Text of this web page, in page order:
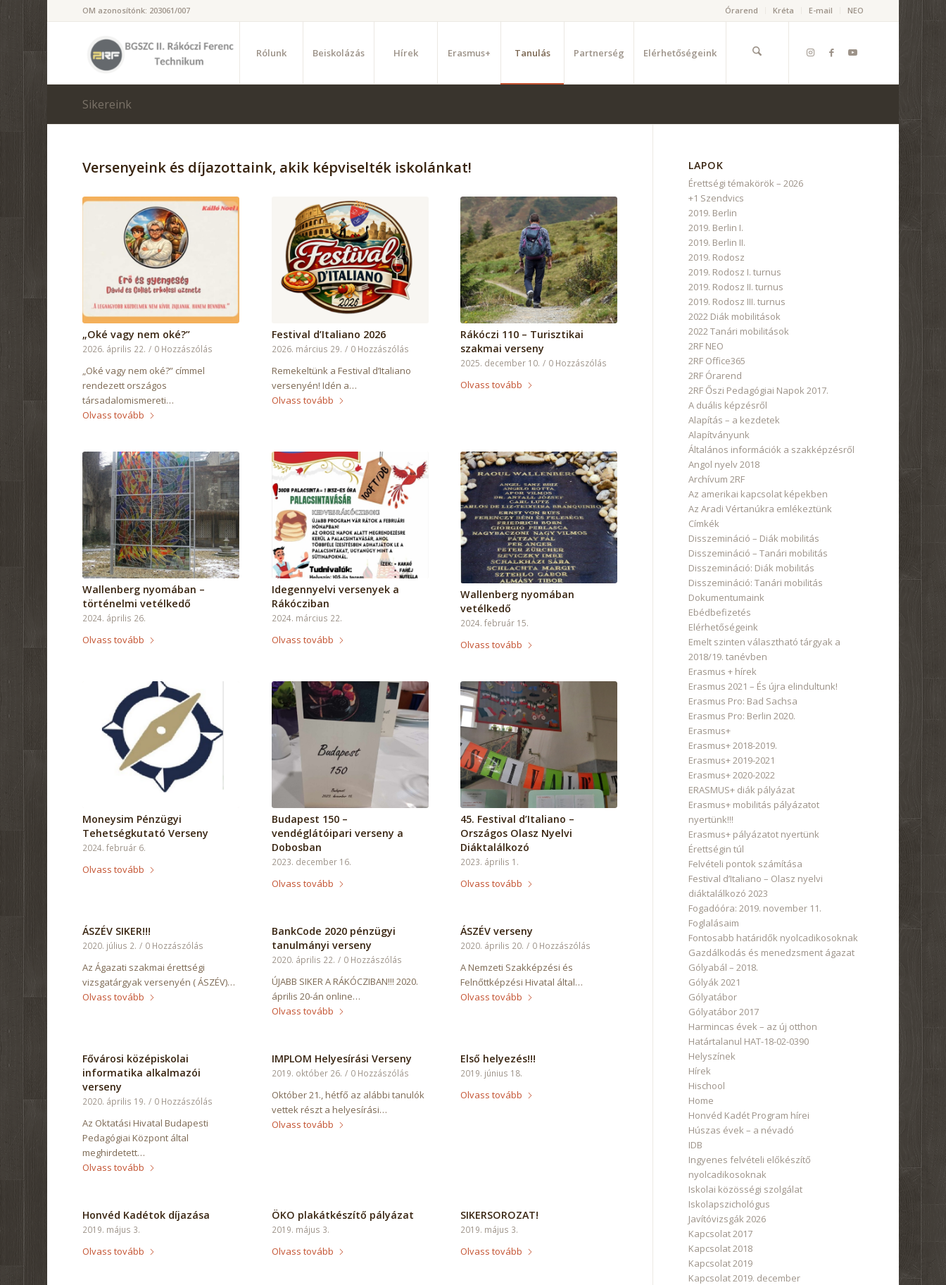
Órarend Kréta E-mail NEO
OM azonosítónk: 203061/007
Rólunk Beiskolázás Hírek Erasmus+ Tanulás Partnerség Elérhetőségeink
Sikereink
Versenyeink és díjazottaink, akik képviselték iskolánkat!
„Oké vagy nem oké?”
2026. április 22. / 0 Hozzászólás
„Oké vagy nem oké?” címmel
rendezett országos
társadalomismereti…
Olvass tovább
Festival d’Italiano 2026
2026. március 29. / 0 Hozzászólás
Remekeltünk a Festival d’Italiano
versenyén! Idén a…
Olvass tovább
Rákóczi 110 – Turisztikai
szakmai verseny
2025. december 10. / 0 Hozzászólás
Olvass tovább
Wallenberg nyomában –
történelmi vetélkedő
2024. április 26.
Olvass tovább
Idegennyelvi versenyek a
Rákócziban
2024. március 22.
Olvass tovább
Wallenberg nyomában
vetélkedő
2024. február 15.
Olvass tovább
Moneysim Pénzügyi
Tehetségkutató Verseny
2024. február 6.
Olvass tovább
Budapest 150 –
vendéglátóipari verseny a
Dobosban
2023. december 16.
Olvass tovább
45. Festival d’Italiano –
Országos Olasz Nyelvi
Diáktalálkozó
2023. április 1.
Olvass tovább
ÁSZÉV SIKER!!!
2020. július 2. / 0 Hozzászólás
Az Ágazati szakmai érettségi
vizsgatárgyak versenyén ( ÁSZÉV)…
Olvass tovább
BankCode 2020 pénzügyi
tanulmányi verseny
2020. április 22. / 0 Hozzászólás
ÚJABB SIKER A RÁKÓCZIBAN!!! 2020.
április 20-án online…
Olvass tovább
ÁSZÉV verseny
2020. április 20. / 0 Hozzászólás
A Nemzeti Szakképzési és
Felnőttképzési Hivatal által…
Olvass tovább
Fővárosi középiskolai
informatika alkalmazói
verseny
2020. április 19. / 0 Hozzászólás
Az Oktatási Hivatal Budapesti
Pedagógiai Központ által
meghirdetett…
Olvass tovább
IMPLOM Helyesírási Verseny
2019. október 26. / 0 Hozzászólás
Október 21., hétfő az alábbi tanulók
vettek részt a helyesírási…
Olvass tovább
Első helyezés!!!
2019. június 18.
Olvass tovább
Honvéd Kadétok díjazása
2019. május 3.
Olvass tovább
ÖKO plakátkészítő pályázat
2019. május 3.
Olvass tovább
SIKERSOROZAT!
2019. május 3.
Olvass tovább
LAPOK
Érettségi témakörök – 2026
+1 Szendvics
2019. Berlin
2019. Berlin I.
2019. Berlin II.
2019. Rodosz
2019. Rodosz I. turnus
2019. Rodosz II. turnus
2019. Rodosz III. turnus
2022 Diák mobilitások
2022 Tanári mobilitások
2RF NEO
2RF Office365
2RF Órarend
2RF Őszi Pedagógiai Napok 2017.
A duális képzésről
Alapítás – a kezdetek
Alapítványunk
Általános információk a szakképzésről
Angol nyelv 2018
Archívum 2RF
Az amerikai kapcsolat képekben
Az Aradi Vértanúkra emlékeztünk
Címkék
Disszemináció – Diák mobilitás
Disszemináció – Tanári mobilitás
Disszemináció: Diák mobilitás
Disszemináció: Tanári mobilitás
Dokumentumaink
Ebédbefizetés
Elérhetőségeink
Emelt szinten választható tárgyak a
2018/19. tanévben
Erasmus + hírek
Erasmus 2021 – És újra elindultunk!
Erasmus Pro: Bad Sachsa
Erasmus Pro: Berlin 2020.
Erasmus+
Erasmus+ 2018-2019.
Erasmus+ 2019-2021
Erasmus+ 2020-2022
ERASMUS+ diák pályázat
Erasmus+ mobilitás pályázatot
nyertünk!!!
Erasmus+ pályázatot nyertünk
Érettségin túl
Felvételi pontok számítása
Festival d’Italiano – Olasz nyelvi
diáktalálkozó 2023
Fogadóóra: 2019. november 11.
Foglalásaim
Fontosabb határidők nyolcadikosoknak
Gazdálkodás és menedzsment ágazat
Gólyabál – 2018.
Gólyák 2021
Gólyatábor
Gólyatábor 2017
Harmincas évek – az új otthon
Határtalanul HAT-18-02-0390
Helyszínek
Hírek
Hischool
Home
Honvéd Kadét Program hírei
Húszas évek – a névadó
IDB
Ingyenes felvételi előkészítő
nyolcadikosoknak
Iskolai közösségi szolgálat
Iskolapszichológus
Javítóvizsgák 2026
Kapcsolat 2017
Kapcsolat 2018
Kapcsolat 2019
Kapcsolat 2019. december